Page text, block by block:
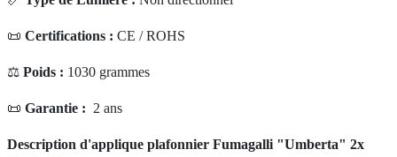
📜 Certifications : CE / ROHS
⚖️ Poids : 1030 grammes
📜 Garantie : 2 ans
Description d'applique plafonnier Fumagalli "Umberta" 2x